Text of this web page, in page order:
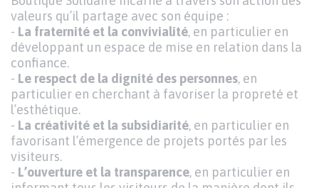
valeurs qu’il partage avec son équipe :
- La fraternité et la convivialité, en particulier en
développant un espace de mise en relation dans la
confiance.
- Le respect de la dignité des personnes, en
particulier en cherchant à favoriser la propreté et
l’esthétique.
- La créativité et la subsidiarité, en particulier en
favorisant l’émergence de projets portés par les
visiteurs.
- L’ouverture et la transparence, en particulier en